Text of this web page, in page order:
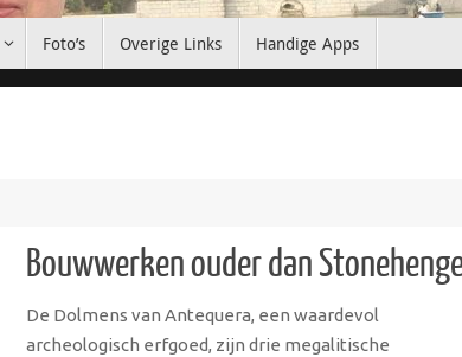
Foto’s Overige Links Handige Apps
Bouwwerken ouder dan
De Dolmens van Antequera, een waardevol
archeologisch erfgoed, zijn drie megalitische